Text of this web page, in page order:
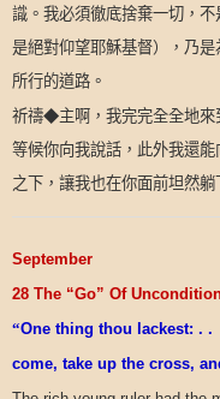
識。我必須徹底捨棄一切，
是絕對仰望耶穌基督），乃
所行的道路。
祈禱◆主啊，我完完全全地來
等候你向我說話，此外我還
之下，讓我也在你面前坦然躺
September
28 The “Go” Of
“One thing thou lackest: . .
come, take up the cross,